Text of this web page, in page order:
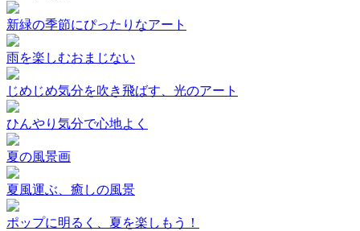
新緑の季節にぴったりなアート
雨を楽しむおまじない
じめじめ気分を吹き飛ばす、光のアート
ひんやり気分で心地よく
夏の風景画
夏風運ぶ、癒しの風景
ポップに明るく、夏を楽しもう！